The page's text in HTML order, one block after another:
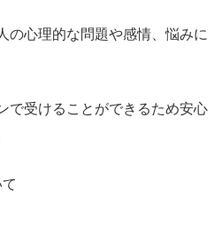
の心理的な問題や感情、悩みに
で受けることができるため安心